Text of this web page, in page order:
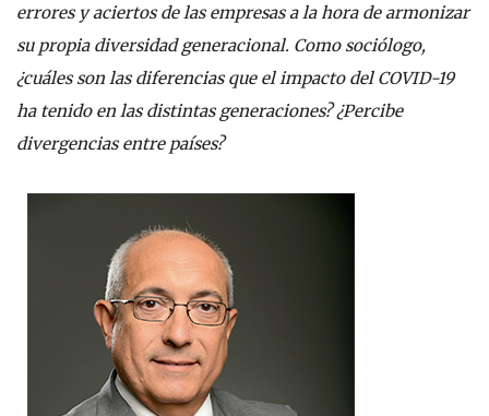
errores y aciertos de las empresas a la hora de armonizar
su propia diversidad generacional. Como sociólogo,
¿cuáles son las diferencias que el impacto del COVID-19
ha tenido en las distintas generaciones? ¿Percibe
divergencias entre países?